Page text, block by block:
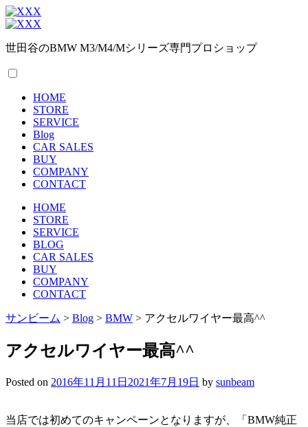
世田谷のBMW M3/M4/Mシリーズ専門プロショップ
HOME
STORE
SERVICE
Blog
CAR SALES
BUY
COMPANY
CONTACT
HOME
STORE
SERVICE
BLOG
CAR SALES
BUY
COMPANY
CONTACT
サンビーム > Blog > BMW > アクセルワイヤー最高^^
アクセルワイヤー最高^^
Posted on 2016年11月11日 2021年7月19日 by sunbeam
当店では初めてのキャンペーンとなりますが、「BMW純正